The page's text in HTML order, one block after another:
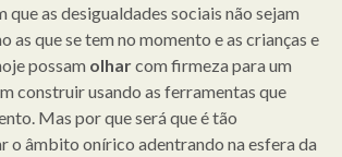
que as desigualdades sociais não sejam
as que se tem no momento e as crianças e
possam olharcom firmeza para um
construir usando as ferramentas que
Mas por que será que é tão
o âmbito onírico adentrando na esfera da